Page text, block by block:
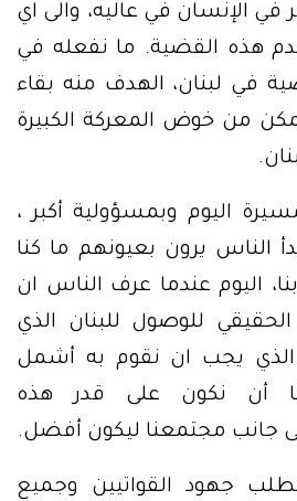
الإنسان في عاليه، والى اي
هذه القضية. ما نفعله في
في لبنان، الهدف منه بقاء
من خوض المعركة الكبيرة
اليوم وبمسؤولية أكبر ،
الناس يرون بعيونهم ما كنا
اليوم عندما عرف الناس ان
للوصول للبنان الذي
الذي يجب ان نقوم به أشمل
أن نكون على قدر هذه
جانب مجتمعنا ليكون أفضل.
جهود القواتيين وجميع